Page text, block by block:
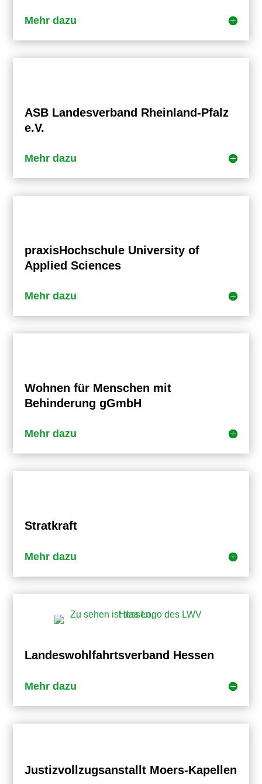
Mehr dazu
ASB Landesverband Rheinland-Pfalz
e.V.
Mehr dazu
praxisHochschule University of
Applied Sciences
Mehr dazu
Wohnen für Menschen mit
Behinderung gGmbH
Mehr dazu
Stratkraft
Mehr dazu
Landeswohlfahrtsverband Hessen
Mehr dazu
Justizvollzugsanstallt Moers-Kapellen